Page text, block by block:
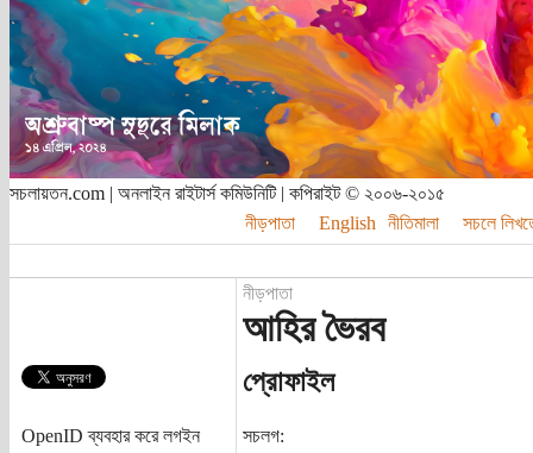
সচলায়তন.com | অনলাইন রাইটার্স কমিউনিটি | কপিরাইট © ২০০৬-২০১৫
নীড়পাতা
English নীতিমালা সচলে
OpenID ব্যবহার করে লগইন
নীড়পাতা
আহির ভৈরব
প্রোফাইল
সচলগ: